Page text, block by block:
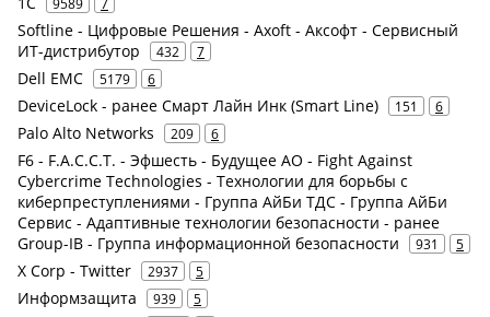
Softline - Цифровые Решения - Axoft - Аксофт - Сервисный
ИТ-дистрибутор
432 7
Dell EMC 5179 6
DeviceLock - ранее Смарт Лайн Инк (Smart Line) 151 6
Palo Alto Networks 209 6
F6 - F.A.С.С.T. - Эфшесть - Будущее АО - Fight Against
Cybercrime Technologies - Технологии для борьбы с
киберпреступлениями - Группа АйБи ТДС - Группа АйБи
Сервис - Адаптивные технологии безопасности - ранее
Group-IB - Группа информационной безопасности
931 5
X Corp - Twitter 2937 5
Информзащита 939 5